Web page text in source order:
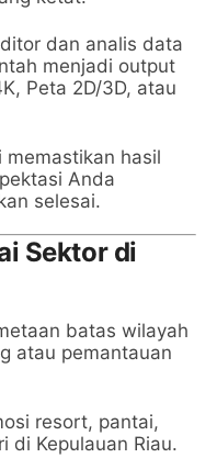
dan analis data
menjadi output
Peta 2D/3D, atau
memastikan hasil
Anda
selesai.
Sektor di
batas wilayah
atau pemantauan
resort, pantai,
di Kepulauan Riau.